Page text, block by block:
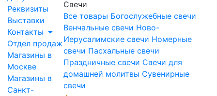
Реквизиты
Выставки
Контакты
Отдел продаж
Магазины в
Москве
Магазины в
Санкт-
Свечи
Все товары Богослужебные свечи
Венчальные свечи Ново-
Иерусалимские свечи Номерные
свечи Пасхальные свечи
Праздничные свечи Свечи для
домашней молитвы Сувенирные
свечи